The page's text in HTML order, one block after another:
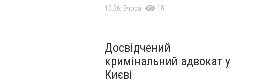
10:36, Вчора 18
Досвідчений
кримінальний адвокат у
Києві